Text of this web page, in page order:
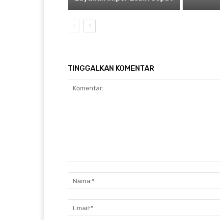
TINGGALKAN KOMENTAR